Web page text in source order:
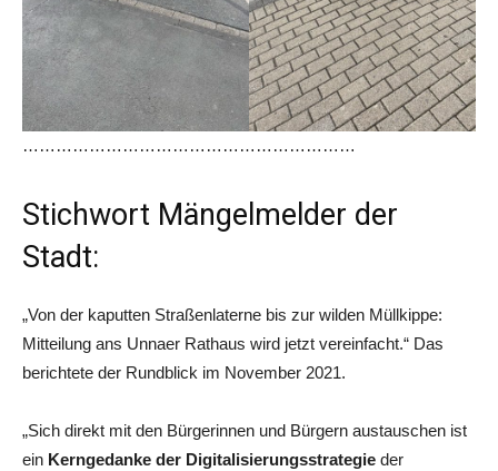
……………………………………………………
Stichwort Mängelmelder der
Stadt:
„Von der kaputten Straßenlaterne bis zur wilden Müllkippe:
Mitteilung ans Unnaer Rathaus wird jetzt vereinfacht.“ Das
berichtete der Rundblick im November 2021.
„Sich direkt mit den Bürgerinnen und Bürgern austauschen ist
ein Kerngedanke der Digitalisierungsstrategie der